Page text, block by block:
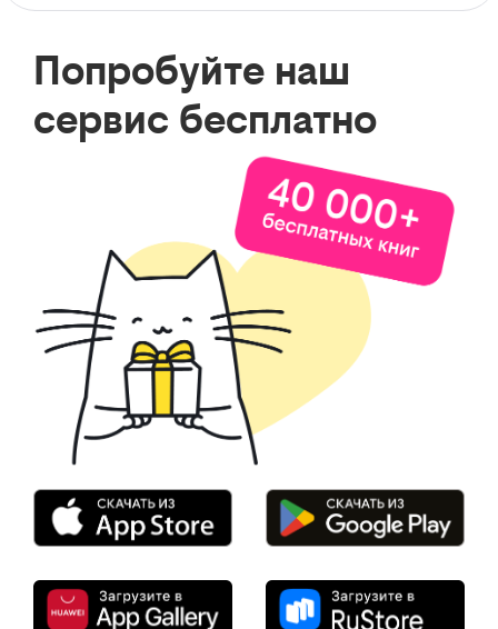
Попробуйте наш
сервис бесплатно